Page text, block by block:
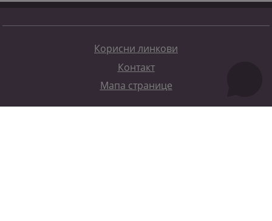
Корисни линкови
Контакт
Мапа странице